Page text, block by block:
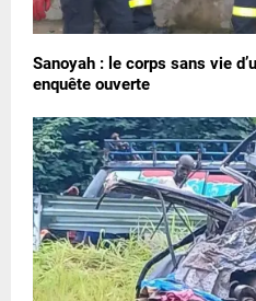
Sanoyah : le corps sans vie
enquête ouverte